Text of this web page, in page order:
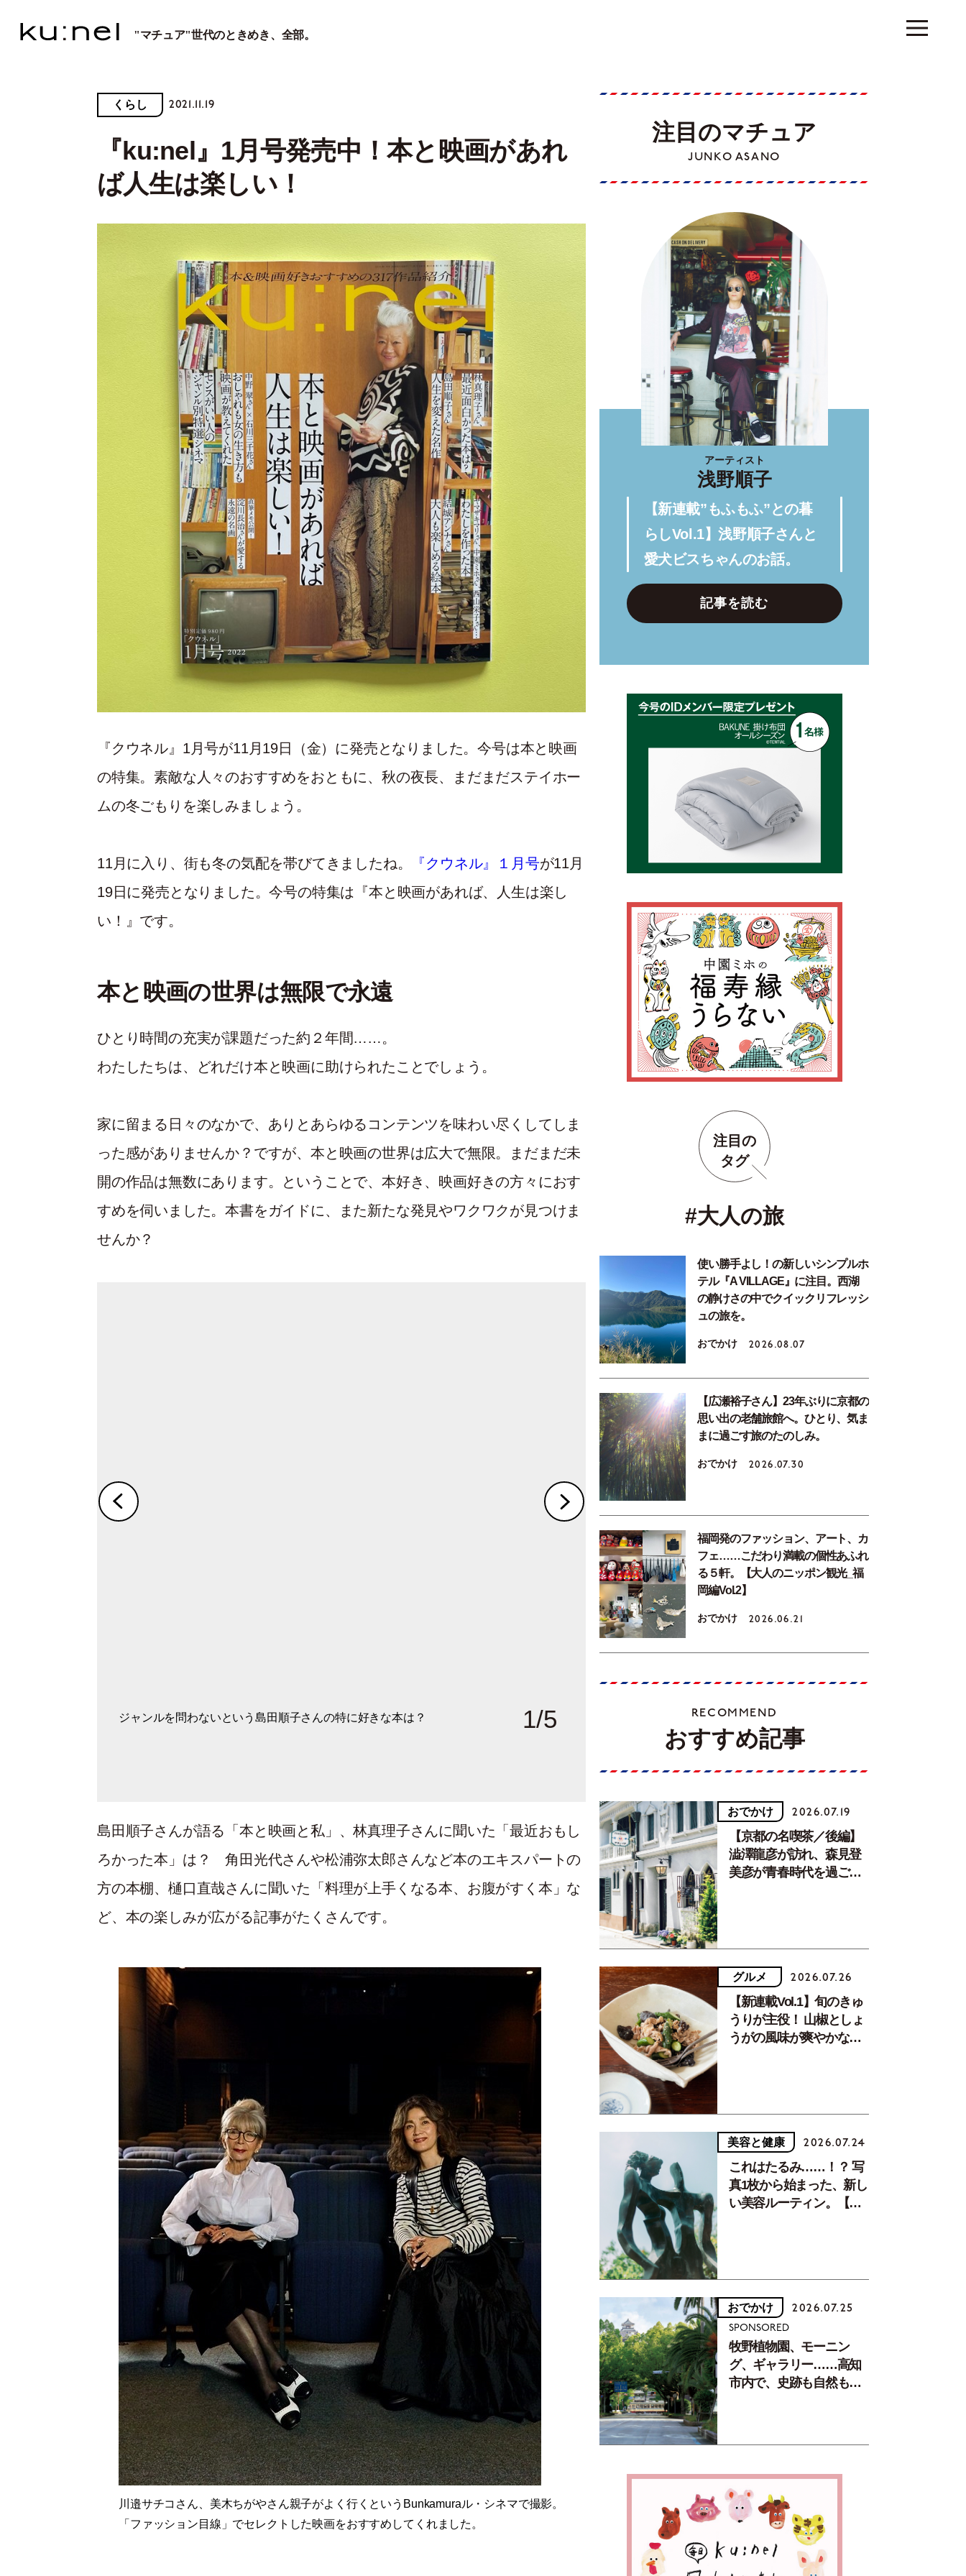
"マチュア"世代のときめき、全部。
くらし 2021.11.19
『ku:nel』1月号発売中！本と映画があれ
ば人生は楽しい！
『クウネル』1月号が11月19日（金）に発売となりました。今号は本と映画
の特集。素敵な人々のおすすめをおともに、秋の夜長、まだまだステイホー
ムの冬ごもりを楽しみましょう。
11月に入り、街も冬の気配を帯びてきましたね。 『クウネル』１月号が11月
19日に発売となりました。今号の特集は『本と映画があれば、人生は楽し
い！』です。
本と映画の世界は無限で永遠
ひとり時間の充実が課題だった約２年間……。
わたしたちは、どれだけ本と映画に助けられたことでしょう。
家に留まる日々のなかで、ありとあらゆるコンテンツを味わい尽くしてしま
った感がありませんか？ですが、本と映画の世界は広大で無限。まだまだ未
開の作品は無数にあります。ということで、本好き、映画好きの方々におす
すめを伺いました。本書をガイドに、また新たな発見やワクワクが見つけま
せんか？
ジャンルを問わないという島田順子さんの特に好きな本は？
「大人のための絵本探し」のため結城アンナさんと一緒に、児
角田光代さんの本棚の一角。
松浦弥太郎さんのコンパクトな本棚。「人に比べて持っている
パリ郊外・ブーロンマーロットの自宅の本棚を見せていただき
1/5
島田順子さんが語る「本と映画と私」、林真理子さんに聞いた「最近おもし
ろかった本」は？ 角田光代さんや松浦弥太郎さんなど本のエキスパートの
方の本棚、樋口直哉さんに聞いた「料理が上手くなる本、お腹がすく本」な
ど、本の楽しみが広がる記事がたくさんです。
川邉サチコさん、美木ちがやさん親子がよく行くというBunkamuraル・シネマで撮影。
「ファッション目線」でセレクトした映画をおすすめしてくれました。
注目のマチュア
JUNKO ASANO
アーティスト
浅野順子
【新連載”もふもふ”との暮
らしVol.1】浅野順子さんと
愛犬ビスちゃんのお話。
記事を読む
注目の
タグ
#大人の旅
使い勝手よし！の新しいシンプルホ
テル『A VILLAGE』に注目。西湖
の静けさの中でクイックリフレッシ
ュの旅を。
おでかけ 2026.08.07
【広瀬裕子さん】23年ぶりに京都の
思い出の老舗旅館へ。ひとり、気ま
まに過ごす旅のたのしみ。
おでかけ 2026.07.30
福岡発のファッション、アート、カ
フェ……こだわり満載の個性あふれ
る５軒。【大人のニッポン観光_福
岡編Vol.2】
おでかけ 2026.06.21
RECOMMEND
おすすめ記事
おでかけ 2026.07.19
【京都の名喫茶／後編】
澁澤龍彦が訪れ、森見登
美彦が青春時代を過ごし
グルメ 2026.07.26
【新連載Vol.1】旬のきゅ
うりが主役！ 山椒としょ
うがの風味が爽やかな、
美容と健康 2026.07.24
これはたるみ……！？ 写
真1枚から始まった、新し
い美容ルーティン。【中
おでかけ 2026.07.25
SPONSORED
牧野植物園、モーニン
グ、ギャラリー……高知
市内で、史跡も自然もグ